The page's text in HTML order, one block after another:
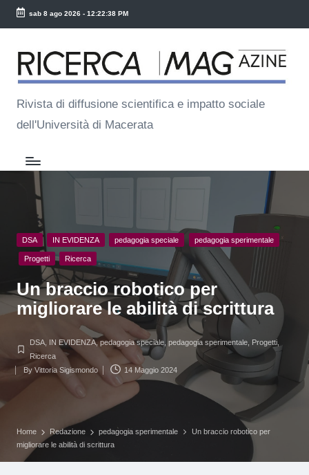
Skip
content
sab 8 ago 2026- 12:22:39 PM
R
ic
e
r
c
a
a
g
Rivista di diffusione scientifica e impatto sociale
dell'Università di Macerata
Posted
in
DSA IN EVIDENZA pedagogia speciale pedagogia sperimentale
Progetti Ricerca
Un braccio robotico per
migliorare le abilità di scrittura
Posted
in
DSA IN EVIDENZA,pedagogia speciale ,pedagogia sperimentale Progetti
Ricerca
Posted
By Vittoria Sigismondo 14 Maggio 2024
Home Redazione pedagogia sperimentale
Un braccio robotico per
migliorare le abilità di scrittura